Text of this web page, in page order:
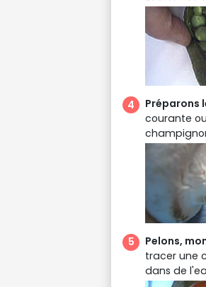
Préparons
courante
Pelons,
tracer une
dans de